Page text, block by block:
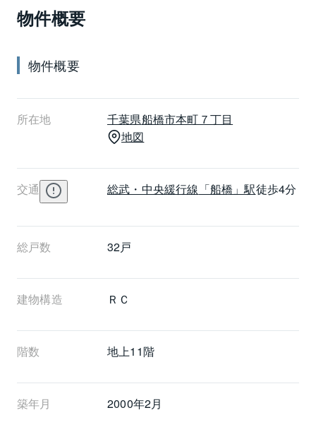
かけたりするのも楽しいでしょう。保育園や小学校に
も徒歩5分圏内と子育てファミリーにはうれしい立地に
充実しているJR総武・中央緩行線船橋駅から徒歩4分
勤・通学に便利です。駅前にはデパートや大型スー
パーが立ち並び、銀行・郵便局など生活に欠かせない
施設があり日々の生活を充実させてくれます。
物件概要
物件概要
所在地 千葉県船橋市本町７丁目
地図
交通 総武・中央緩行線 「船橋」駅徒歩4分
総戸数 32戸
建物構造 ＲＣ
階数 地上11階
築年月 2000年2月